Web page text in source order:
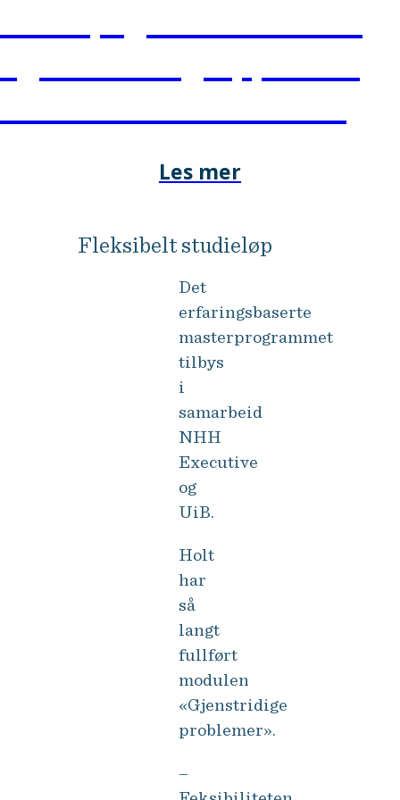
Les mer
Fleksibelt studieløp
Det
erfaringsbaserte
masterprogrammet
tilbys
i
samarbeid
NHH
Executive
og
UiB.
Holt
har
så
langt
fullført
modulen
«Gjenstridige
problemer».
–